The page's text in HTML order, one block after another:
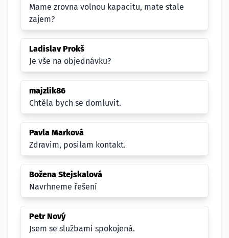
Mame zrovna volnou kapacitu, mate stale
zajem?
Ladislav Prokš
Je vše na objednávku?
majzlik86
Chtěla bych se domluvit.
Pavla Marková
Zdravim, posilam kontakt.
Božena Stejskalová
Navrhneme řešení
Petr Nový
Jsem se službami spokojená.